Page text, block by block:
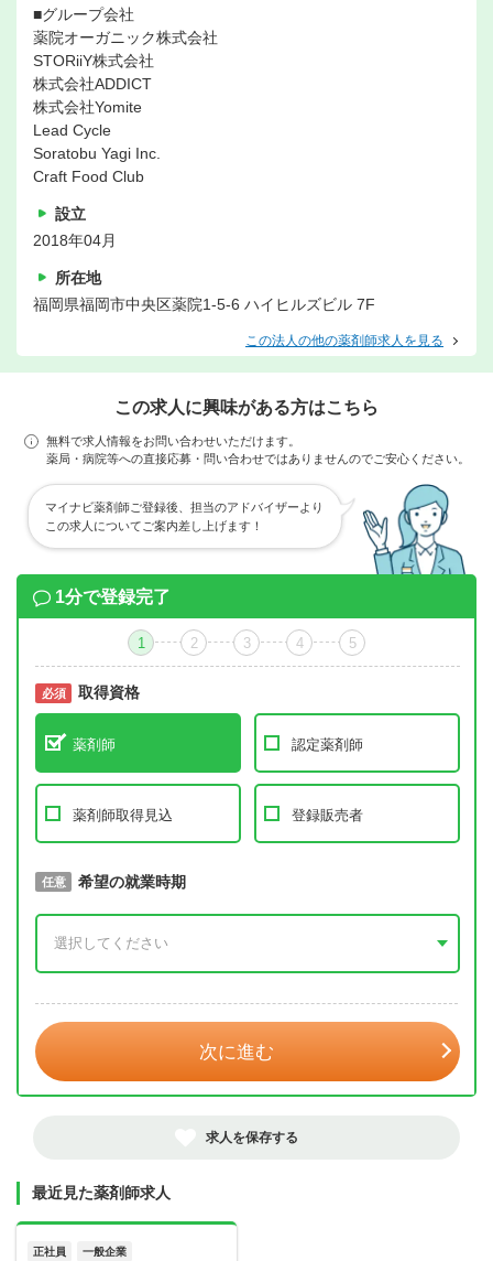
■グループ会社
薬院オーガニック株式会社
STORiiY株式会社
株式会社ADDICT
株式会社Yomite
Lead Cycle
Soratobu Yagi Inc.
Craft Food Club
設立
2018年04月
所在地
福岡県福岡市中央区薬院1-5-6 ハイヒルズビル 7F
この法人の他の薬剤師求人を見る
この求人に興味がある方はこちら
無料で求人情報をお問い合わせいただけます。
薬局・病院等への直接応募・問い合わせではありませんのでご安心ください。
マイナビ薬剤師ご登録後、担当のアドバイザーより
この求人についてご案内差し上げます！
1分で登録完了
1 2 3 4 5
必須 取得資格
薬剤師 認定薬剤師
薬剤師取得見込 登録販売者
必須 取得予定年
任意 希望の就業時期
次に進む
求人を保存する
最近見た薬剤師求人
正社員 一般企業